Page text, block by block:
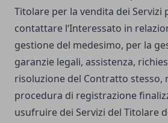
Titolare per la vendita dei Servizi
contattare l‘Interessato in
gestione del medesimo, per la
garanzie legali, assistenza,
risoluzione del Contratto stesso,
procedura di registrazione
usufruire dei Servizi del Titolare